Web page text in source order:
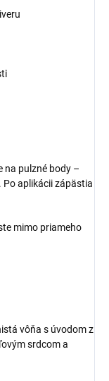
na pulzné body –
aplikácii zápästia
mimo priameho
vôňa s úvodom z
srdcom a